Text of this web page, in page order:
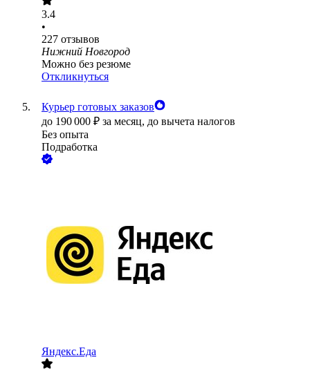
3.4
•
227 отзывов
Нижний Новгород
Можно без резюме
Откликнуться
Курьер готовых заказов
до 190 000 ₽ за месяц, до вычета налогов
Без опыта
Подработка
Яндекс.Еда